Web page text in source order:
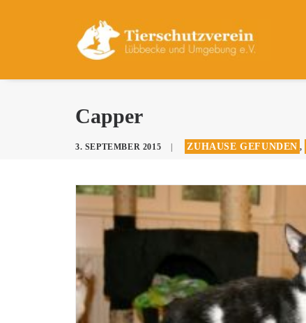
Capper
3. SEPTEMBER 2015 ZUHAUSE GEFUNDEN ,